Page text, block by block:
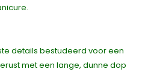
details bestudeerd voor een
met een lange, dunne dop